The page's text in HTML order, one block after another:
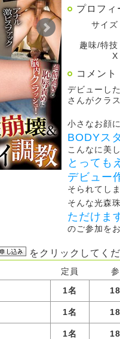
プロフィ
サイズ
趣味/特技
X
コメント
デビューし
さんがクラ
小さなお顔
BODYス
こんなに美
とっても
デビュー
そられてし
そんな光森
ただけま
のご参加を
をクリックしてく
定員
1名
1名
1名